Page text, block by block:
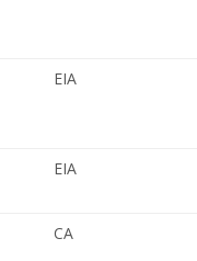
EIA
EIA
CA